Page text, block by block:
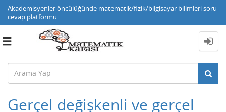
Akademisyenler öncülüğünde matematik/fizik/bilgisayar bilimleri soru
cevap platformu
Toggle
Gerçel değişkenli ve gerçel